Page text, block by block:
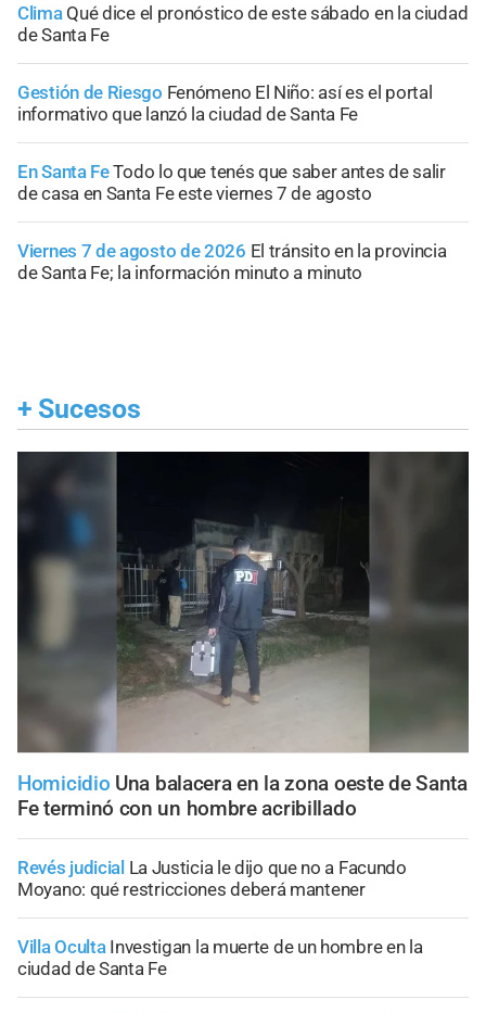
Clima Qué dice el pronóstico de este sábado en la ciudad
de Santa Fe
Gestión de Riesgo Fenómeno El Niño: así es el portal
informativo que lanzó la ciudad de Santa Fe
En Santa FeTodo lo que tenés que saber antes de salir
de casa en Santa Fe este viernes 7 de agosto
Viernes 7 de agosto de 2026 El tránsito en la provincia
de Santa Fe; la información minuto a minuto
+ Sucesos
Homicidio Una balacera en la zona oeste de Santa
Fe terminó con un hombre acribillado
Revés judicial La Justicia le dijo que no a Facundo
Moyano: qué restricciones deberá mantener
Villa Oculta Investigan la muerte de un hombre en la
ciudad de Santa Fe